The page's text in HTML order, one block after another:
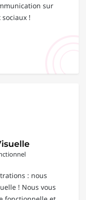
sur
!
: nous
! Nous vous